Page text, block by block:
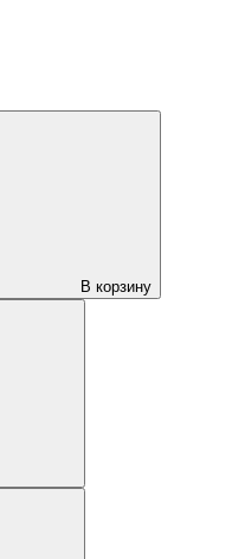
В корзину